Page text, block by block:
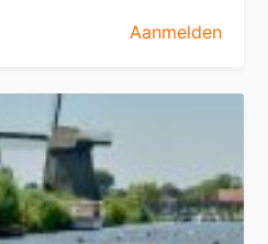
Aanmelden